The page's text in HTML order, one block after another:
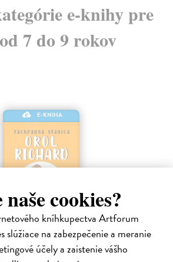
cookies?
kníhkupectva Artforum
slúžiace na zabezpečenie a meranie
účely a zaistenie vášho
e-knihy pre
7 do 9 rokov
E-KNIHA
Orol Richard